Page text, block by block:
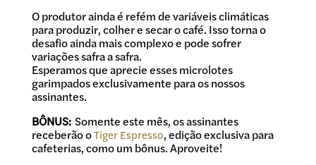
O produtor ainda é refém de variáveis climáticas
para produzir, colher e secar o café. Isso torna o
desafio ainda mais complexo e pode sofrer
variações safra a safra.
Esperamos que aprecie esses microlotes
garimpados exclusivamente para os nossos
assinantes.
BÔNUS: Somente este mês, os assinantes
receberão oTiger Espresso, edição exclusiva para
cafeterias, como um bônus. Aproveite!